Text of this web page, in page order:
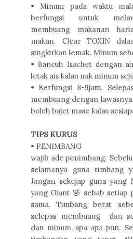
• Minum pada waktu
berfungsi untuk
membuang makanan
makan. Clear TOXIN
singkirkan lemak. Minum
• Bancuh 1sachet dengan
letak ais kalau nak minum
• Berfungsi 8-9jam.
membuang dengan
boleh bajet mase kalau
TIPS KURUS
• PENIMBANG
wajib ade penimbang.
selamanya guna timbang
Jangan sekejap guna yang
yang Giant 🤣 sebab setiap
sama. Timbang berat
selepas membuang dan
dan minum apa apa pun.